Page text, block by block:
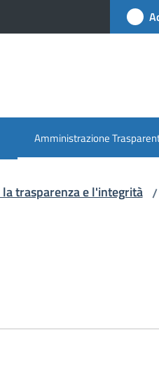
Amministrazione
Menu selezionato
trasparenza e l'integrità /